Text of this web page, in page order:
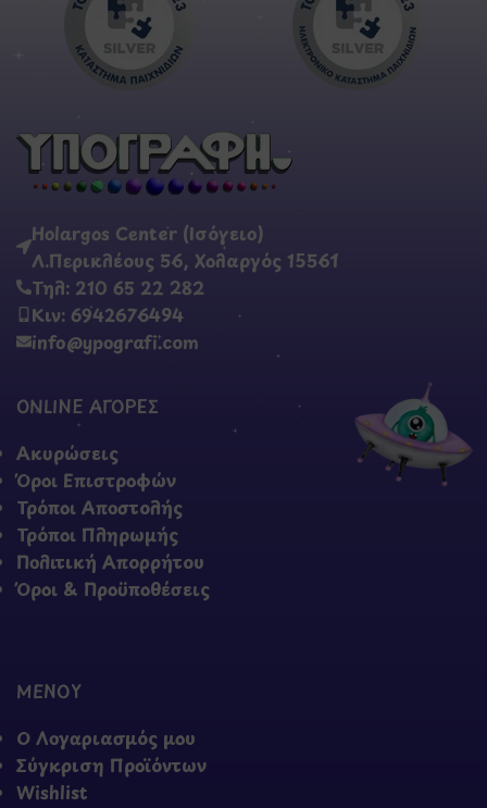
Holargos Center (Ισόγειο)
Λ.Περικλέους 56, Χολαργός 15561
Τηλ: 210 65 22 282
Κιν: 6942676494
info@ypografi.com
ONLINE ΑΓΟΡΕΣ
Ακυρώσεις
Όροι Επιστροφών
Τρόποι Αποστολής
Τρόποι Πληρωμής
Πολιτική Απορρήτου
Όροι & Προϋποθέσεις
ΜΕΝΟΥ
Ο Λογαριασμός μου
Σύγκριση Προϊόντων
Wishlist